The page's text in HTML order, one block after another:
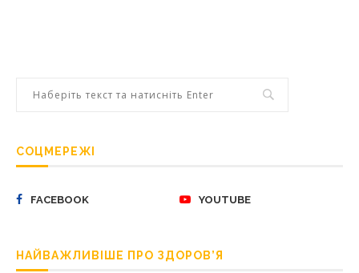
СОЦМЕРЕЖІ
FACEBOOK YOUTUBE
НАЙВАЖЛИВІШЕ ПРО ЗДОРОВ’Я